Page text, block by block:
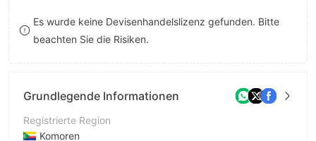
8
9
Es wurde keine Devisenhandelslizenz gefunden. Bitte
beachten Sie die Risiken.
Grundlegende Informationen
Registrierte Region
Komoren